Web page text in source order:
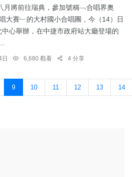
月將前往瑞典，參加號稱﹁合唱界奧
大賽﹂的大村國小合唱團，今（14）日
心舉辦，在中捷市政府站大廳登場的
6,680 觀看 4 分享
9 10 11 12 13 14